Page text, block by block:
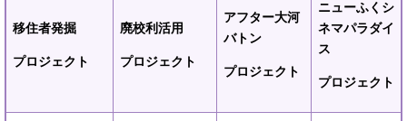
移住者発掘
プロジェクト
廃校利活用
プロジェクト
アフター大河
バトン
プロジェクト
ニューふくシ
ネマパラダイ
ス
プロジェクト